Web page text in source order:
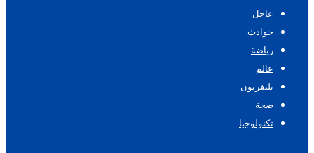
عاجل
حوادث
رياضة
عالم
تليفزيون
صحة
تكنولوجيا